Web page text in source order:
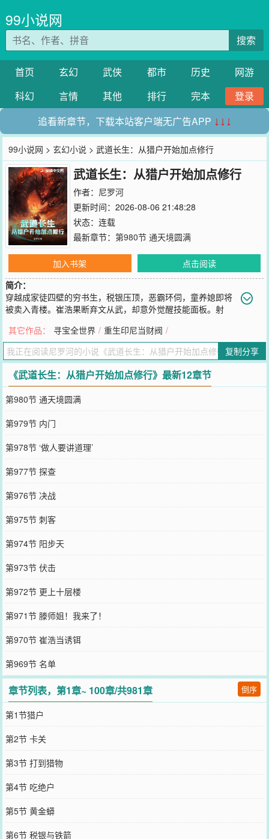
99小说网
搜索
首页 玄幻 武侠 都市 历史
网游
科幻
言情 其他 排行 完本
登录
追看新章节，下载本站客户端无广告APP ↓↓↓
99小说网 >玄幻小说 > 武道长生：从猎户开始加点修行
武道长生：从猎户开始加点修行
作者： 尼罗河
更新时间：2026-08-06 21:48:28
状态：连载
最新章节： 第980节 通天境圆满
加入书架
点击阅读
简介：
穿越成家徒四壁的穷书生，税银压顶，恶霸环伺，童养媳即将
被卖入青楼。崔浩果断弃文从武，却意外觉醒技能面板。射
您要是觉得《武道长生：从猎户开始加点修行
记向您QQ群和微博微信里的朋友推荐哦！
其它作品： 寻宝全世界 / 重生印尼当财阀 /
复制分享
《武道长生：从猎户开始加点修行》最新12章节
第980节 通天境圆满
第979节 内门
第978节 ‘做人要讲道理’
第977节 探查
第976节 决战
第975节 刺客
第974节 阳步天
第973节 伏击
第972节 更上十层楼
第971节 滕师姐！我来了！
第970节 崔浩当诱铒
第969节 名单
章节列表，第1章~ 100章/共981章 倒序
第1节猎户
第2节 卡关
第3节 打到猎物
第4节 吃绝户
第5节 黄金蟒
第6节 税银与铁箭